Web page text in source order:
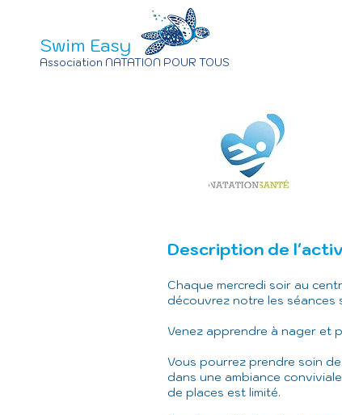
Swim Easy
Association NATATION POUR TOUS
Description de
Chaque mercredi soir au
découvrez notre les séances
Venez apprendre à nager et
Vous pourrez prendre soin
dans une ambiance
de places est limité.